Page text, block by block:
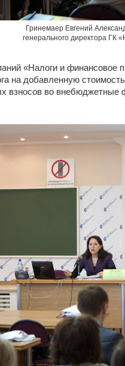
Гринемаер Евгений
генерального директора ГК
«Налоги и финансовое
на добавленную
взносов во